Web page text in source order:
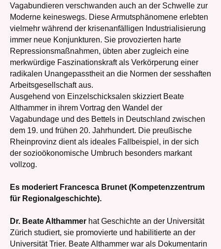
Vagabundieren verschwanden auch an der Schwelle zur
Moderne keineswegs. Diese Armutsphänomene erlebten
vielmehr während der krisenanfälligen Industrialisierung
immer neue Konjunkturen. Sie provozierten harte
Repressionsmaßnahmen, übten aber zugleich eine
merkwürdige Faszinationskraft als Verkörperung einer
radikalen Unangepasstheit an die Normen der sesshaften
Arbeitsgesellschaft aus.
Ausgehend von Einzelschicksalen skizziert Beate
Althammer in ihrem Vortrag den Wandel der
Vagabundage und des Bettels in Deutschland zwischen
dem 19. und frühen 20. Jahrhundert. Die preußische
Rheinprovinz dient als ideales Fallbeispiel, in der sich
der sozioökonomische Umbruch besonders markant
vollzog.
Es moderiert Francesca Brunet (Kompetenzzentrum
für Regionalgeschichte).
Dr. Beate Althammer hat Geschichte an der Universität
Zürich studiert, sie promovierte und habilitierte an der
Universität Trier. Beate Althammer war als Dokumentarin